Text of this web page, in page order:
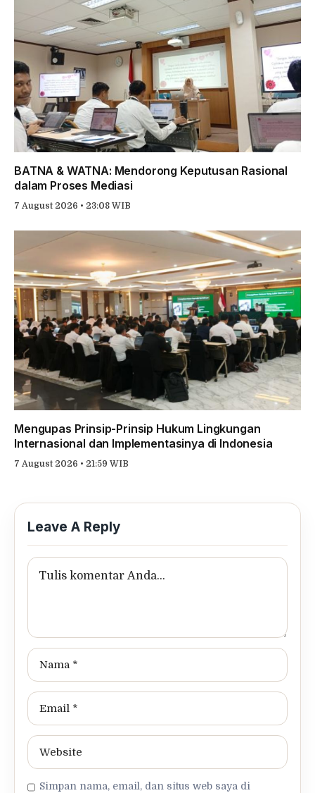
BATNA & WATNA: Mendorong Keputusan Rasional
dalam Proses Mediasi
7 August 2026 • 23:08 WIB
Mengupas Prinsip-Prinsip Hukum Lingkungan
Internasional dan Implementasinya di Indonesia
7 August 2026 • 21:59 WIB
Leave A Reply
Simpan nama, email, dan situs web saya di